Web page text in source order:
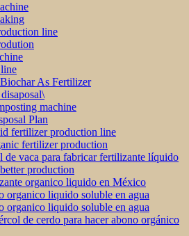
line
As Fertilizer
machine
Plan
fertilizer production line
fertilizer production
de vaca para fabricar fertilizante líquido
production
organico liquido en México
organico liquido soluble en agua
organico liquido soluble en agua
de cerdo para hacer abono orgánico